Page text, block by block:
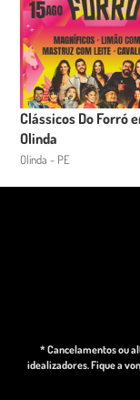
Clássicos Do Forró
Olinda
Olinda - PE
* Cancelamentos ou
idealizadores. Fique a